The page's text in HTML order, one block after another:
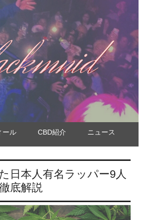
ール CBD紹介 ニュース
日本人有名ラッパー9人
底解説